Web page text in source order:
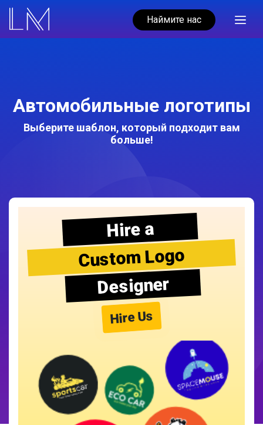
Наймите нас
Автомобильные логотипы
Выберите шаблон, который подходит вам
больше!
Hire a
Custom Logo
Designer
Hire Us